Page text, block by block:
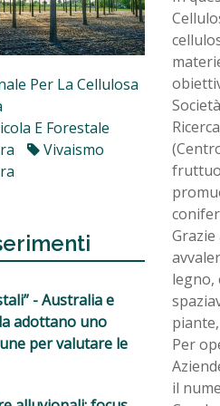
Per La Cellulosa
E Forestale
Vivaismo
- Australia e
adottano uno
per valutare le
legno,
Per
il